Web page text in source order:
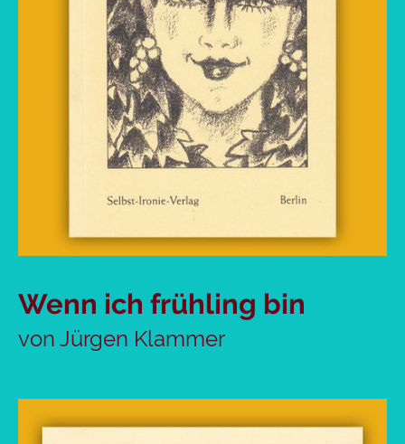
Wenn ich frühling bin
von Jürgen Klammer